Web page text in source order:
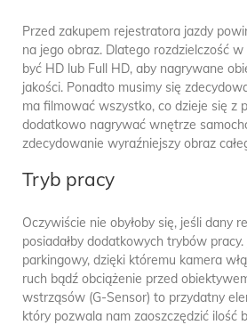
Przed zakupem rejestratora jazdy
na jego obraz. Dlatego rozdzielczość
być HD lub Full HD, aby nagrywane
jakości. Ponadto musimy się
ma filmować wszystko, co dzieje się z
dodatkowo nagrywać wnętrze
zdecydowanie wyraźniejszy obraz
Tryb pracy
Oczywiście nie obyłoby się, jeśli dany
posiadałby dodatkowych trybów
parkingowy, dzięki któremu kamera
ruch bądź obciążenie przed
wstrząsów (G-Sensor) to przydatny
który pozwala nam zaoszczędzić ilość